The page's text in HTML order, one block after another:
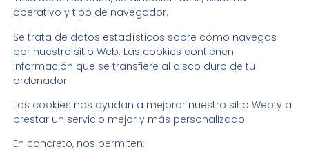
operativo y tipo de navegador.
Se trata de datos estadísticos sobre cómo navegas
por nuestro sitio Web. Las cookies contienen
información que se transfiere al disco duro de tu
ordenador.
Las cookies nos ayudan a mejorar nuestro sitio Web y a
prestar un servicio mejor y más personalizado.
En concreto, nos permiten: